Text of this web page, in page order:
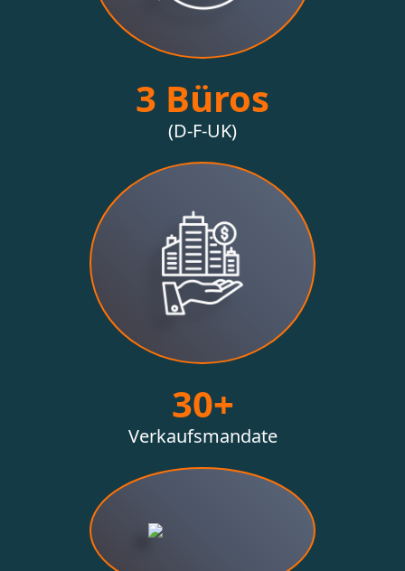
3 Büros
(D-F-UK)
30+
Verkaufsmandate